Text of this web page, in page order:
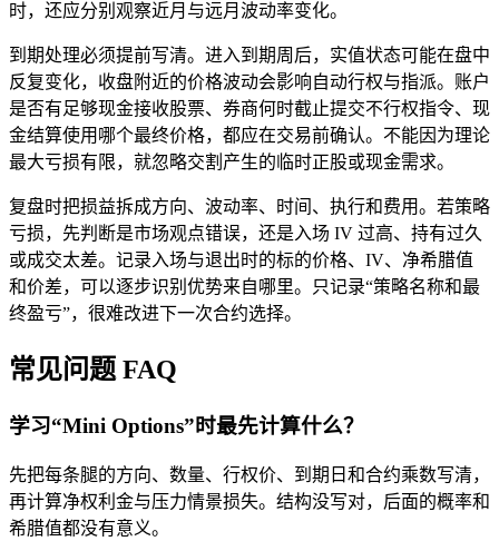
时，还应分别观察近月与远月波动率变化。
到期处理必须提前写清。进入到期周后，实值状态可能在盘中
反复变化，收盘附近的价格波动会影响自动行权与指派。账户
是否有足够现金接收股票、券商何时截止提交不行权指令、现
金结算使用哪个最终价格，都应在交易前确认。不能因为理论
最大亏损有限，就忽略交割产生的临时正股或现金需求。
复盘时把损益拆成方向、波动率、时间、执行和费用。若策略
亏损，先判断是市场观点错误，还是入场 IV 过高、持有过久
或成交太差。记录入场与退出时的标的价格、IV、净希腊值
和价差，可以逐步识别优势来自哪里。只记录“策略名称和最
终盈亏”，很难改进下一次合约选择。
常见问题 FAQ
学习“Mini Options”时最先计算什么？
先把每条腿的方向、数量、行权价、到期日和合约乘数写清，
再计算净权利金与压力情景损失。结构没写对，后面的概率和
希腊值都没有意义。